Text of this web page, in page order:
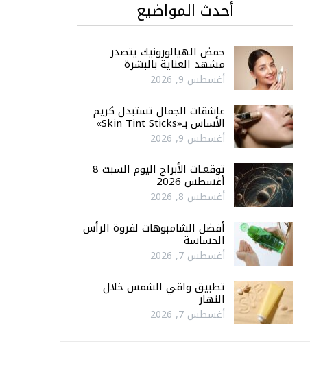
أحدث المواضيع
حمض الهيالورونيك يتصدر
مشهد العناية بالبشرة
أغسطس 9, 2026
عاشقات الجمال تستبدل كريم
الأساس بـ«Skin Tint Sticks»
أغسطس 9, 2026
توقعـات الأبراج اليوم السبت 8
أغسطس 2026
أغسطس 8, 2026
أفضل الشامبوهات لفروة الرأس
الحساسة
أغسطس 7, 2026
تطبيق واقي الشمس خلال
النهار
أغسطس 7, 2026